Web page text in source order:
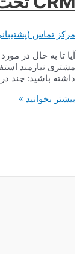
مرکز تماس
داشته باشید: چند
CRM
بیشتر بخوانید »